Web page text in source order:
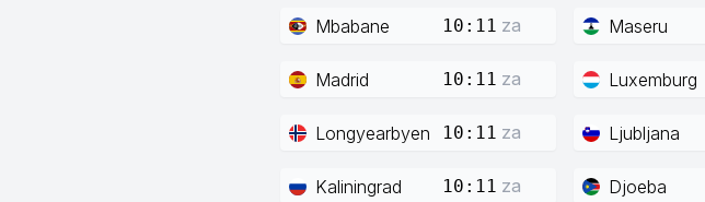
Mbabane 10:11 za Maseru
Madrid 10:11 za Luxemburg
Longyearbyen 10:11 za Ljubljana
Kaliningrad 10:11 za Djoeba